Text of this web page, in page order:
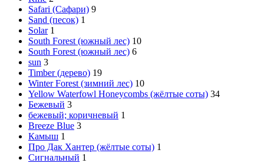
Safari (Сафари) 9
Sand (песок) 1
Solar 1
South Forest (южный лес) 10
South Forest (южный лес) 6
sun 3
Timber (дерево) 19
Winter Forest (зимний лес) 10
Yellow Waterfowl Honeycombs (жёлтые соты) 34
Бежевый 3
бежевый; коричневый 1
Вreeze Вlue 3
Камыш 1
Про Дак Хантер (жёлтые соты) 1
Сигнальный 1